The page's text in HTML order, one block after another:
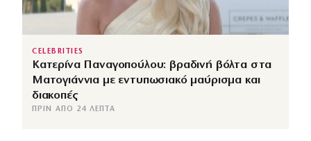
CELEBRITIES
Κατερίνα Παναγοπούλου: βραδινή βόλτα στα
Ματογιάννια με εντυπωσιακό μαύρισμα και
διακοπές
ΠΡΙΝ ΑΠΌ 24 ΛΕΠΤΆ